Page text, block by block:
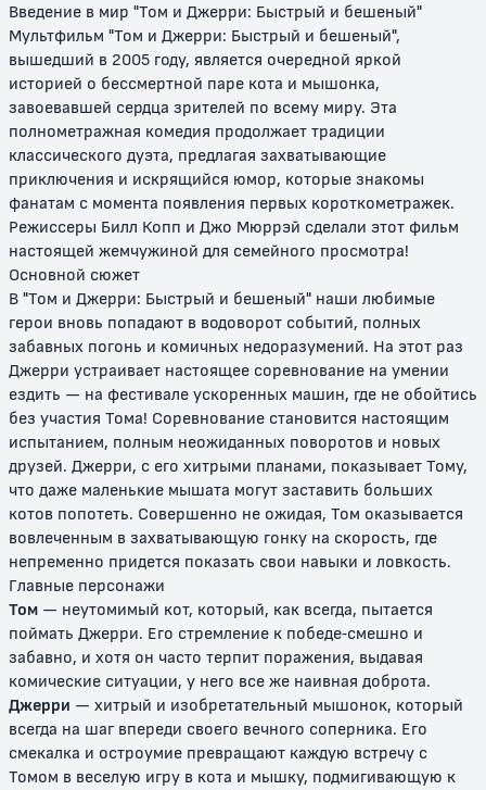
Том и Джерри в детстве
Том и Джерри: Мотор! / Том и
Джерри: Фильм
6+
Том и Джерри: Волшебное
кольцо
6+
Том и Джерри: Быстрый и
0+
Том и Джерри: Полет на Марс
12+
Том и Джерри: Трепещи, Усатый
Введение в мир "Том и Джерри: Быстрый и бешеный"
Мультфильм "Том и Джерри: Быстрый и бешеный",
вышедший в 2005 году, является очередной яркой
историей о бессмертной паре кота и мышонка,
завоевавшей сердца зрителей по всему миру. Эта
полнометражная комедия продолжает традиции
классического дуэта, предлагая захватывающие
приключения и искрящийся юмор, которые знакомы
фанатам с момента появления первых короткометражек.
Режиссеры Билл Копп и Джо Мюррэй сделали этот фильм
настоящей жемчужиной для семейного просмотра!
Основной сюжет
В "Том и Джерри: Быстрый и бешеный" наши любимые
герои вновь попадают в водоворот событий, полных
забавных погонь и комичных недоразумений. На этот раз
Джерри устраивает настоящее соревнование на умении
ездить — на фестивале ускоренных машин, где не обойтись
без участия Тома! Соревнование становится настоящим
испытанием, полным неожиданных поворотов и новых
друзей. Джерри, с его хитрыми планами, показывает Тому,
что даже маленькие мышата могут заставить больших
котов попотеть. Совершенно не ожидая, Том оказывается
вовлеченным в захватывающую гонку на скорость, где
непременно придется показать свои навыки и ловкость.
Главные персонажи
Том — неутомимый кот, который, как всегда, пытается
поймать Джерри. Его стремление к победе-смешно и
забавно, и хотя он часто терпит поражения, выдавая
комические ситуации, у него все же наивная доброта.
Джерри — хитрый и изобретательный мышонок, который
всегда на шаг впереди своего вечного соперника. Его
смекалка и остроумие превращают каждую встречу с
Томом в веселую игру в кота и мышку, подмигивающую к